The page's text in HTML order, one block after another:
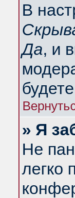
В
Да, и
» Я
Не
легко